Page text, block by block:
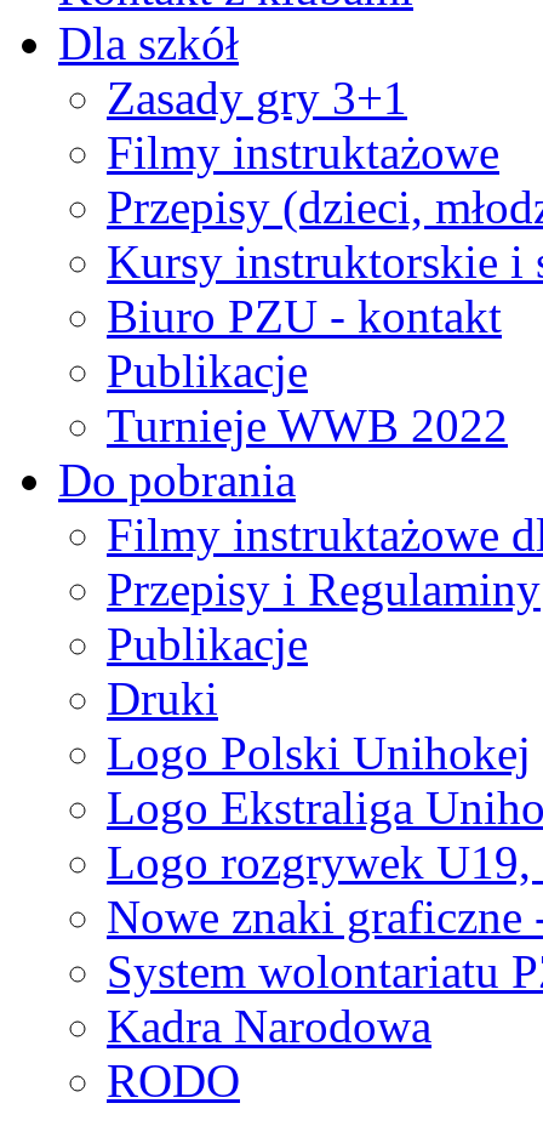
Dla szkół
Zasady gry 3+1
Filmy instruktażowe
Przepisy (dzieci,
Kursy instruktorskie i
Biuro PZU - kontakt
Publikacje
Turnieje WWB 2022
Do pobrania
Filmy instruktażowe
Przepisy i Regulaminy
Publikacje
Druki
Logo Polski Unihokej
Logo Ekstraliga
Logo rozgrywek
Nowe znaki graficzne
System wolontariatu
Kadra Narodowa
RODO